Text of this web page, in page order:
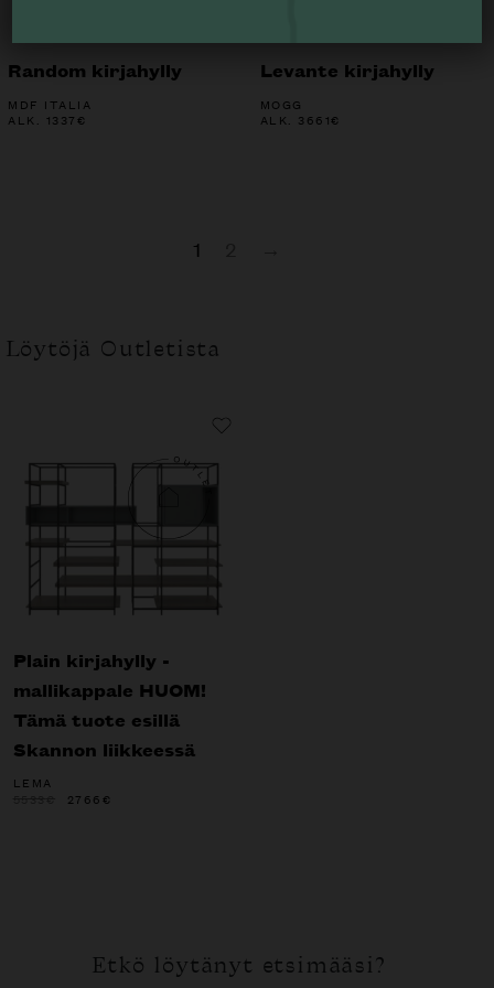
Random kirjahylly
MDF ITALIA
ALK. 1337€
Levante kirjahylly
MOGG
ALK. 3661€
1
Löytöjä Outletista
Plain kirjahylly -
mallikappale HUOM!
Tämä tuote esillä
Skannon liikkeessä
LEMA
ALKUPERÄINEN
2766€
Etkö löytänyt etsimääsi?